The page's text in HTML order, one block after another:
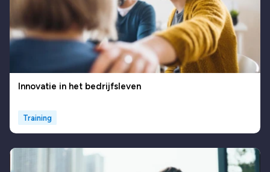
Innovatie in het bedrijfsleven
Training